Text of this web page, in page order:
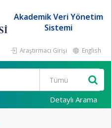
Akademik Veri Yönetim
Sistemi
Araştırmacı Girişi English
Detaylı Arama